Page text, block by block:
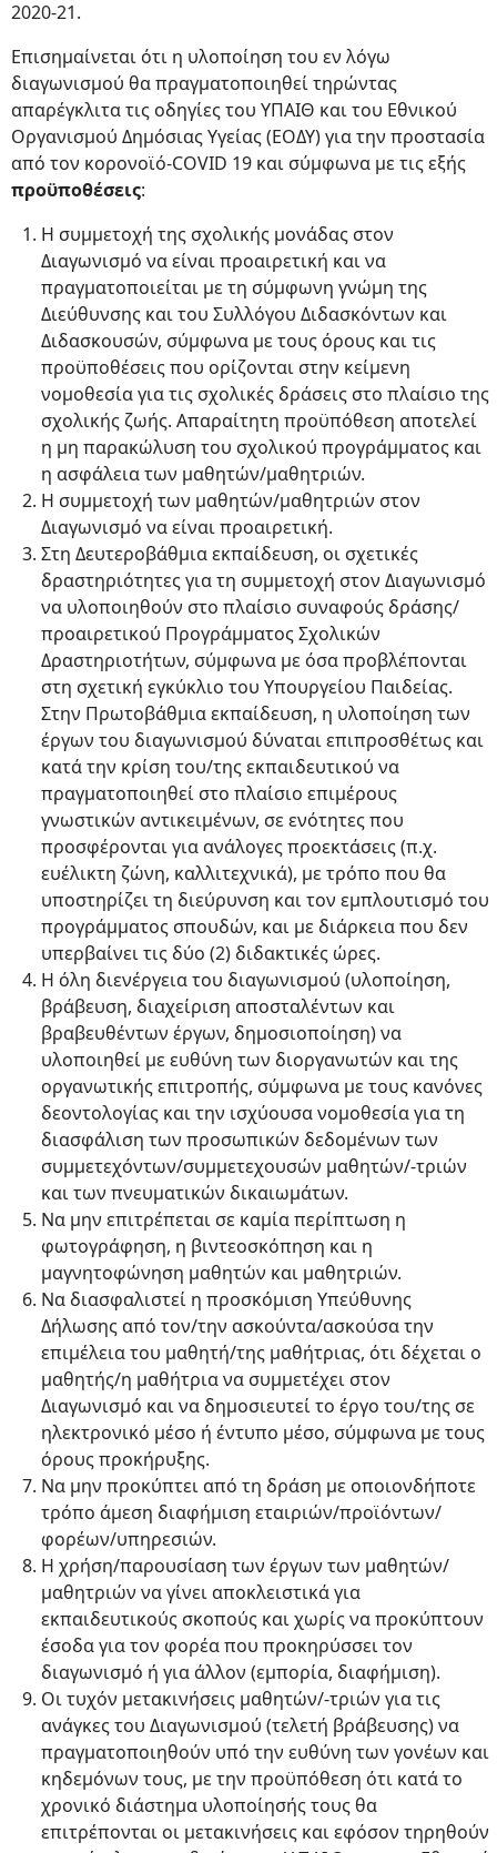
2020-21.
Επισημαίνεται ότι η υλοποίηση του εν λόγω
διαγωνισμού θα πραγματοποιηθεί τηρώντας
απαρέγκλιτα τις οδηγίες του ΥΠΑΙΘ και του Εθνικού
Οργανισμού Δημόσιας Υγείας (ΕΟΔΥ) για την προστασία
από τον κορονοϊό-COVID 19 και σύμφωνα με τις εξής
προϋποθέσεις:
Η συμμετοχή της σχολικής μονάδας στον
Διαγωνισμό να είναι προαιρετική και να
πραγματοποιείται με τη σύμφωνη γνώμη της
Διεύθυνσης και του Συλλόγου Διδασκόντων και
Διδασκουσών, σύμφωνα με τους όρους και τις
προϋποθέσεις που ορίζονται στην κείμενη
νομοθεσία για τις σχολικές δράσεις στο πλαίσιο της
σχολικής ζωής. Απαραίτητη προϋπόθεση αποτελεί
η μη παρακώλυση του σχολικού προγράμματος και
η ασφάλεια των μαθητών/μαθητριών.
Η συμμετοχή των μαθητών/μαθητριών στον
Διαγωνισμό να είναι προαιρετική.
Στη Δευτεροβάθμια εκπαίδευση, οι σχετικές
δραστηριότητες για τη συμμετοχή στον Διαγωνισμό
να υλοποιηθούν στο πλαίσιο συναφούς δράσης/
προαιρετικού Προγράμματος Σχολικών
Δραστηριοτήτων, σύμφωνα με όσα προβλέπονται
στη σχετική εγκύκλιο του Υπουργείου Παιδείας.
Στην Πρωτοβάθμια εκπαίδευση, η υλοποίηση των
έργων του διαγωνισμού δύναται επιπροσθέτως και
κατά την κρίση του/της εκπαιδευτικού να
πραγματοποιηθεί στο πλαίσιο επιμέρους
γνωστικών αντικειμένων, σε ενότητες που
προσφέρονται για ανάλογες προεκτάσεις (π.χ.
ευέλικτη ζώνη, καλλιτεχνικά), με τρόπο που θα
υποστηρίζει τη διεύρυνση και τον εμπλουτισμό του
προγράμματος σπουδών, και με διάρκεια που δεν
υπερβαίνει τις δύο (2) διδακτικές ώρες.
Η όλη διενέργεια του διαγωνισμού (υλοποίηση,
βράβευση, διαχείριση αποσταλέντων και
βραβευθέντων έργων, δημοσιοποίηση) να
υλοποιηθεί με ευθύνη των διοργανωτών και της
οργανωτικής επιτροπής, σύμφωνα με τους κανόνες
δεοντολογίας και την ισχύουσα νομοθεσία για τη
διασφάλιση των προσωπικών δεδομένων των
συμμετεχόντων/συμμετεχουσών μαθητών/-τριών
και των πνευματικών δικαιωμάτων.
Να μην επιτρέπεται σε καμία περίπτωση η
φωτογράφηση, η βιντεοσκόπηση και η
μαγνητοφώνηση μαθητών και μαθητριών.
Να διασφαλιστεί η προσκόμιση Υπεύθυνης
Δήλωσης από τον/την ασκούντα/ασκούσα την
επιμέλεια του μαθητή/της μαθήτριας, ότι δέχεται ο
μαθητής/η μαθήτρια να συμμετέχει στον
Διαγωνισμό και να δημοσιευτεί το έργο του/της σε
ηλεκτρονικό μέσο ή έντυπο μέσο, σύμφωνα με τους
όρους προκήρυξης.
Να μην προκύπτει από τη δράση με οποιονδήποτε
τρόπο άμεση διαφήμιση εταιριών/προϊόντων/
φορέων/υπηρεσιών.
Η χρήση/παρουσίαση των έργων των μαθητών/
μαθητριών να γίνει αποκλειστικά για
εκπαιδευτικούς σκοπούς και χωρίς να προκύπτουν
έσοδα για τον φορέα που προκηρύσσει τον
διαγωνισμό ή για άλλον (εμπορία, διαφήμιση).
Οι τυχόν μετακινήσεις μαθητών/-τριών για τις
ανάγκες του Διαγωνισμού (τελετή βράβευσης) να
πραγματοποιηθούν υπό την ευθύνη των γονέων και
κηδεμόνων τους, με την προϋπόθεση ότι κατά το
χρονικό διάστημα υλοποίησής τους θα
επιτρέπονται οι μετακινήσεις και εφόσον τηρηθούν